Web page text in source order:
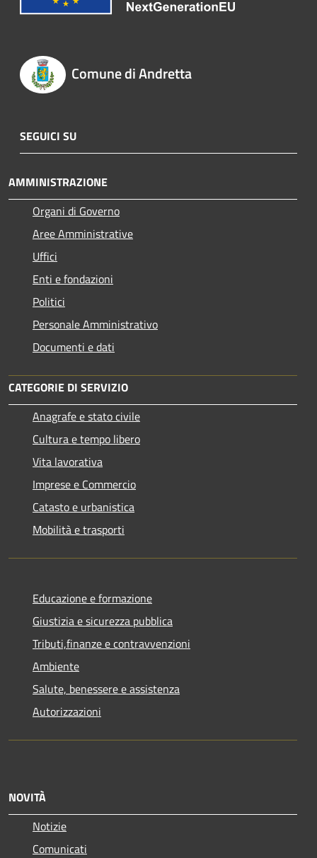
Comune di Andretta
SEGUICI SU
AMMINISTRAZIONE
Organi di Governo
Aree Amministrative
Uffici
Enti e fondazioni
Politici
Personale Amministrativo
Documenti e dati
CATEGORIE DI SERVIZIO
Anagrafe e stato civile
Cultura e tempo libero
Vita lavorativa
Imprese e Commercio
Catasto e urbanistica
Mobilità e trasporti
Educazione e formazione
Giustizia e sicurezza pubblica
Tributi,finanze e contravvenzioni
Ambiente
Salute, benessere e assistenza
Autorizzazioni
NOVITÀ
Notizie
Comunicati